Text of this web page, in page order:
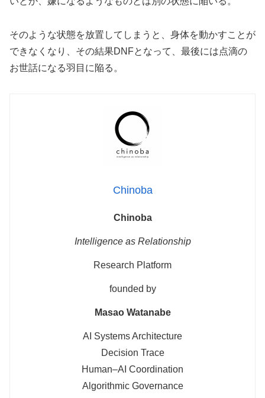
そのような状態を放置してしまうと、身体を動かすことが
できなくなり、その結果DNFとなって、最後には点滴の
お世話になる羽目に陥る。
Chinoba
Chinoba
Intelligence as Relationship
Research Platform
founded by
Masao Watanabe
AI Systems Architecture
Decision Trace
Human–AI Coordination
Algorithmic Governance